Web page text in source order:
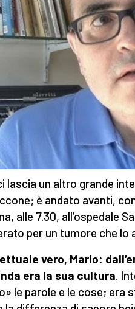
lascia un altro grande
è andato avanti,
alle 7.30, all’ospedale
per un tumore che lo
vero, Mario:
era la sua cultura.
le parole e le cose; era